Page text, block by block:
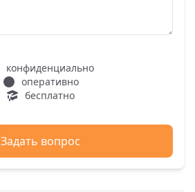
конфиденциально
оперативно
бесплатно
Задать вопрос